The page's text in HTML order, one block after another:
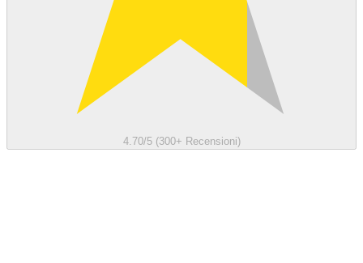
4.70/5 (300+ Recensioni)